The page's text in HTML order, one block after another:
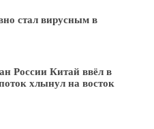
стал вирусным в
России Китай ввёл в
хлынул на восток